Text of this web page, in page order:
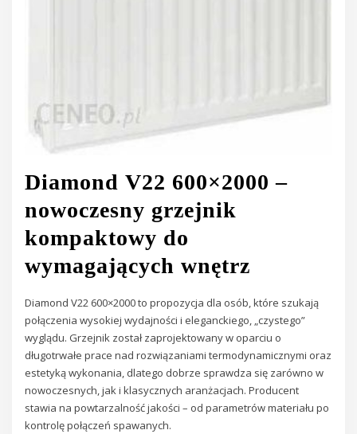
Diamond V22 600×2000 –
nowoczesny grzejnik
kompaktowy do
wymagających wnętrz
Diamond V22 600×2000 to propozycja dla osób, które szukają
połączenia wysokiej wydajności i eleganckiego, „czystego”
wyglądu. Grzejnik został zaprojektowany w oparciu o
długotrwałe prace nad rozwiązaniami termodynamicznymi oraz
estetyką wykonania, dlatego dobrze sprawdza się zarówno w
nowoczesnych, jak i klasycznych aranżacjach. Producent
stawia na powtarzalność jakości – od parametrów materiału po
kontrolę połączeń spawanych.